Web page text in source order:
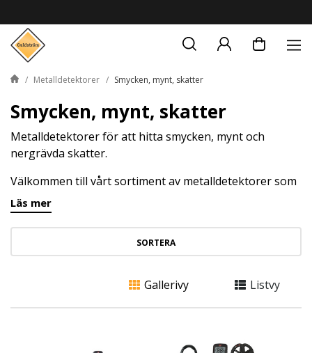
Metalldetektorer Smycken, mynt, skatter
Smycken, mynt, skatter
Metalldetektorer för att hitta smycken, mynt och
nergrävda skatter.
Välkommen till vårt sortiment av metalldetektorer som
är skräddarsydda för spännande äventyr i jakten på
smycken, antika mynt och förlorade skatter. De
metalldetektorer som är specialiserade på smycken,
mynt och skatter är utrustade med avancerade
identifiera olika typer av metaller, vilket minskar risken
Läs mer
SORTERA
Gallerivy Listvy